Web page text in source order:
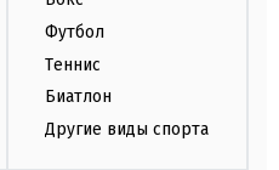
Футбол
Теннис
Биатлон
Другие виды спорта